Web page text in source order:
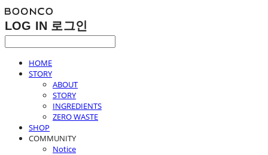
LOG IN 로그인
HOME
STORY
ABOUT
STORY
INGREDIENTS
ZERO WASTE
SHOP
COMMUNITY
Notice